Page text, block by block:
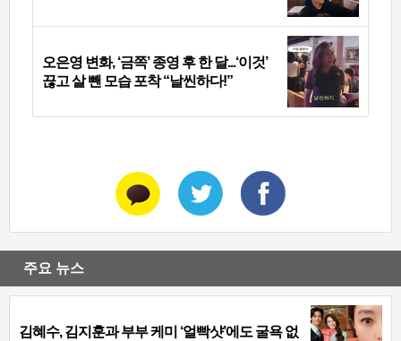
오은영 변화, ‘금쪽’ 종영 후 한 달...‘이것’
끊고 살 뺀 모습 포착 “날씬하다!”
주요 뉴스
김혜수, 김지훈과 부부 케미 ‘얼빡샷’에도 굴욕 없